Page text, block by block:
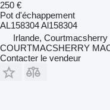
250 €
Pot d'échappement
AL158304 Al158304
Irlande, Courtmacsherry
COURTMACSHERRY
Contacter le vendeur